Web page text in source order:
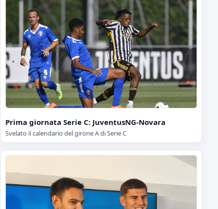
Prima giornata Serie C: JuventusNG-Novara
Svelato il calendario del girone A di Serie C